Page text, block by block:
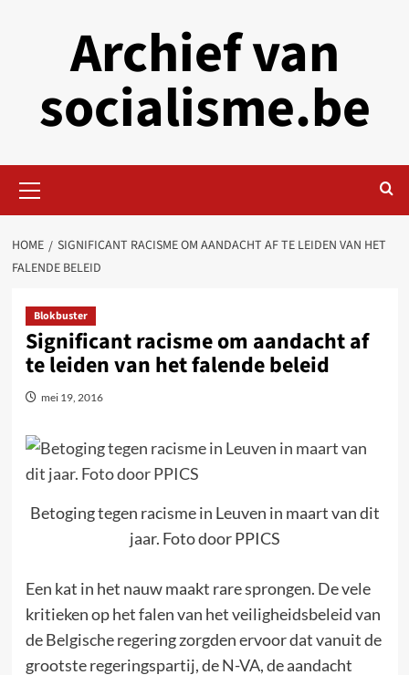
Archief van
socialisme.be
Menu
HOME
SIGNIFICANT RACISME OM AANDACHT AF TE LEIDEN VAN HET
FALENDE BELEID
Blokbuster
Significant racisme om aandacht af
te leiden van het falende beleid
mei 19, 2016
Betoging tegen racisme in Leuven in maart van dit
jaar. Foto door PPICS
Een kat in het nauw maakt rare sprongen. De vele
kritieken op het falen van het veiligheidsbeleid van
de Belgische regering zorgden ervoor dat vanuit de
grootste regeringspartij, de N-VA, de aandacht